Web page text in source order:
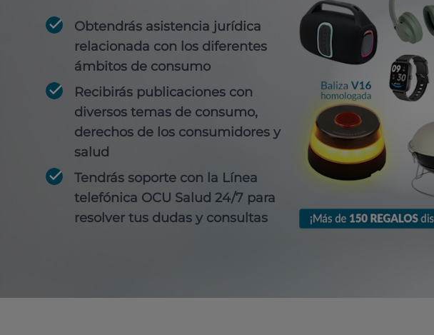
Obtendrás asistencia jurídica
relacionada con los diferentes
ámbitos de consumo
Recibirás publicaciones con
diversos temas de consumo,
derechos de los consumidores y
salud
Tendrás soporte con la Línea
telefónica OCU Salud 24/7 para
resolver tus dudas y consultas